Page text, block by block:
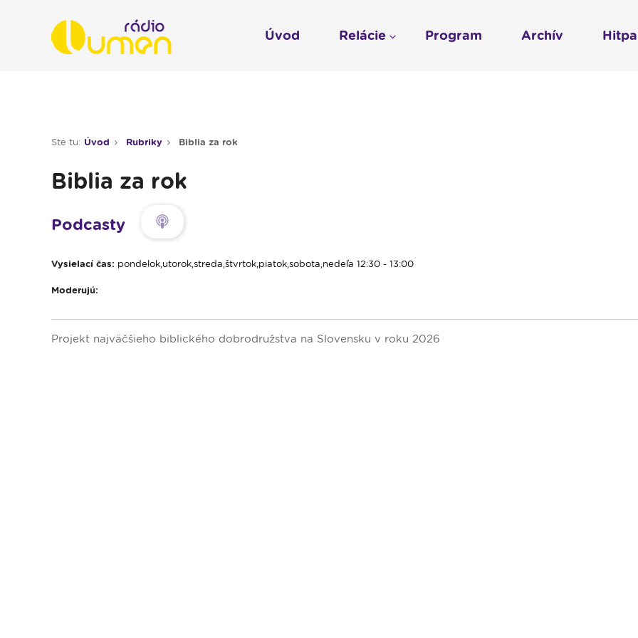
Ste tu: Úvod Rubriky Biblia za rok
Biblia za rok
Podcasty
Vysielací čas: pondelok,utorok,streda,štvrtok,piatok,sobota,nedeľa 12:30 - 13:00
Moderujú:
Projekt najväčšieho biblického dobrodružstva na Slovensku v roku 2026
Profil
Úvod Relácie
Moderované relácie
Pre deti
Piesne na želanie
Rubriky
Program Archív